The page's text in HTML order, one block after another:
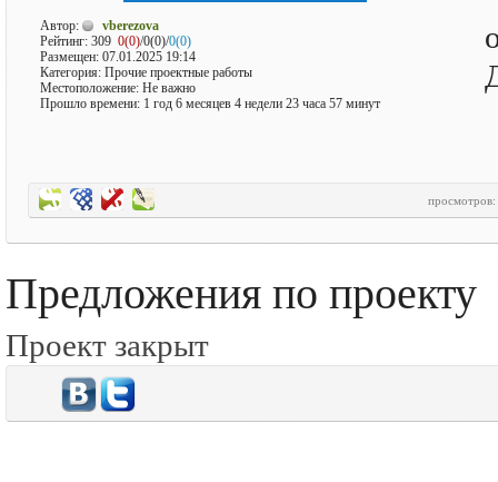
Автор:
vberezova
Рейтинг: 309 0(0)/0(0)/0(0)
Размещен: 07.01.2025 19:14
Категория: Прочие проектные работы
Местоположение: Не важно
Прошло времени: 1 год 6 месяцев 4 недели 23 часа 57 минут
просмотров:
Предложения по проекту
Проект закрыт